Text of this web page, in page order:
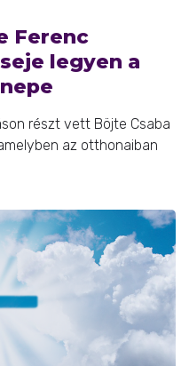
Ferenc
legyen a
részt vett Böjte Csaba
az otthonaiban